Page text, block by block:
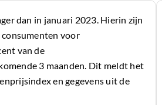
dan in januari 2023. Hierin zijn
voor
van de
3 maanden. Dit meldt het
en gegevens uit de